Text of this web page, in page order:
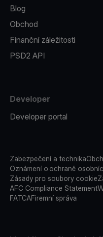
Blog
Obchod
Finanční záležitosti
PSD2 API
Developer
Developer portal
Zabezpečení a technika
Oznámení o ochraně
Zásady pro soubory cookie
AFC Compliance Statement
FATCAFiremní správa